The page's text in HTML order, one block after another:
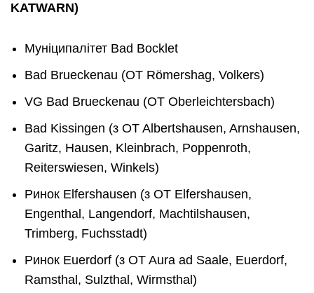
KATWARN)
Муніципалітет Bad Bocklet
Bad Brueckenau (OT Römershag, Volkers)
VG Bad Brueckenau (OT Oberleichtersbach)
Bad Kissingen (з OT Albertshausen, Arnshausen,
Garitz, Hausen, Kleinbrach, Poppenroth,
Reiterswiesen, Winkels)
Ринок Elfershausen (з OT Elfershausen,
Engenthal, Langendorf, Machtilshausen,
Trimberg, Fuchsstadt)
Ринок Euerdorf (з OT Aura ad Saale, Euerdorf,
Ramsthal, Sulzthal, Wirmsthal)